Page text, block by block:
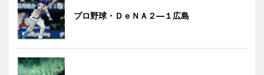
プロ野球・ＤｅＮＡ２―１広島